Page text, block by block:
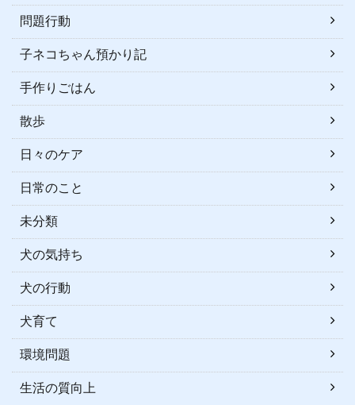
問題行動
子ネコちゃん預かり記
手作りごはん
散歩
日々のケア
日常のこと
未分類
犬の気持ち
犬の行動
犬育て
環境問題
生活の質向上